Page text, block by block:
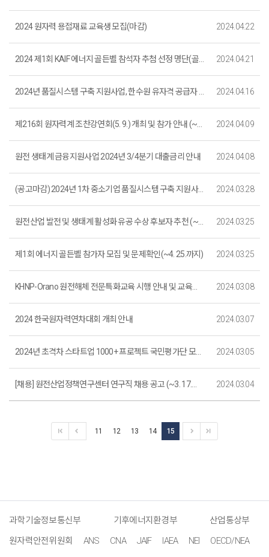
2024 원자력 용접재료 교육생 모집(마감) 2024.04.22
2024 제1회 KAIF 에너지 골든벨 참석자 추첨 선정 명단(골든벨 참가 선정) 2024.04.21
2024년 품질시스템 구축 지원사업, 한수원 유자격 공급자 등록 상담부스 운영 (선착순 접수, 4. 24. ~ 4. 26 / 부산 BEXCO) 2024.04.16
제216회 원자력계 조찬강연회(5. 9.) 개최 및 참가 안내 (~4. 30.까지) 2024.04.09
원전 생태계 금융지원사업 2024년 3/4분기 대출금리 안내 2024.04.08
(공고마감) 2024년 1차 중소기업 품질시스템 구축 지원사업 시행공고 2024.03.28
원전산업 발전 및 생태계 활성화 유공 수상 후보자 추천 (~4. 5. 15:00까지)_마감 2024.03.25
제1회 에너지 골든벨 참가자 모집 및 문제확인(~4. 25.까지) 2024.03.25
KHNP-Orano 원전해체 전문특화교육 시행 안내 및 교육생 모집 (~3. 22.까지)_마감 2024.03.08
2024 한국원자력연차대회 개최 안내 2024.03.07
2024년 초격차 스타트업 1000+ 프로젝트 국민평가단 모집 안내 2024.03.05
[채용] 원전산업정책연구센터 연구직 채용 공고 (~3. 17.까지) 2024.03.04
11 12 13 14 15
과학기술정보통신부 기후에너지환경부
산업통상부
원자력안전위원회
ANS CNA JAIF IAEA NEI
OECD/NEA